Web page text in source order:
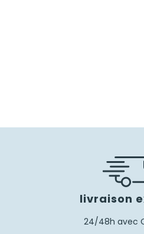
livraison
24/48h avec